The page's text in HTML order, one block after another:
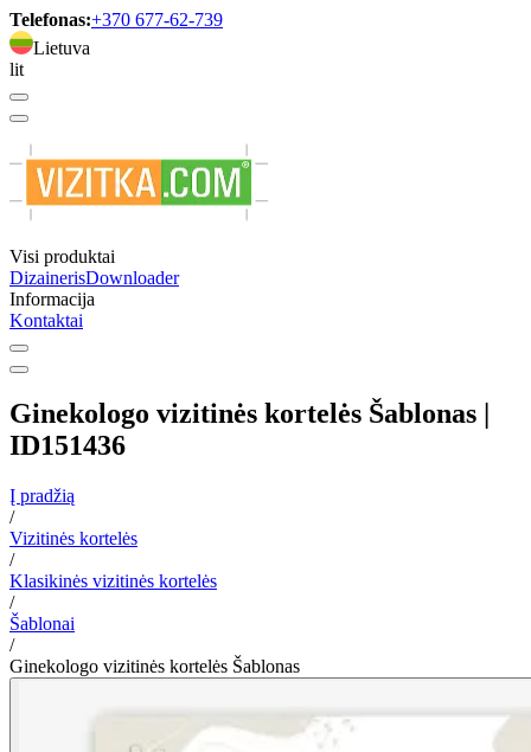
Telefonas:+370 677-62-739
Lietuva
lit
Visi produktai
DizainerisDownloader
Informacija
Kontaktai
Ginekologo vizitinės kortelės Šablonas |
ID151436
Į pradžią
/
Vizitinės kortelės
/
Klasikinės vizitinės kortelės
/
Šablonai
/
Ginekologo vizitinės kortelės Šablonas